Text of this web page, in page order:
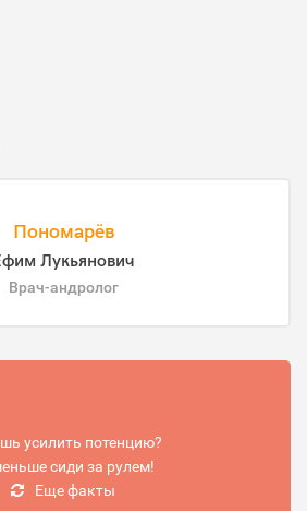
Пономарёв
Лукьянович
Врач-андролог
усилить потенцию?
сиди за рулем!
Еще факты